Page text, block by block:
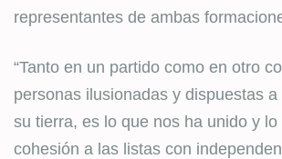
representantes de ambas
“Tanto en un partido como en otro
personas ilusionadas y dispuestas
su tierra, es lo que nos ha unido y lo
cohesión a las listas con